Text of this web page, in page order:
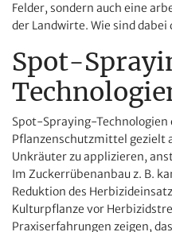
Felder, sondern auch eine
der Landwirte. Wie sind
Spot-
Spot-Spraying-Technologien
Pflanzenschutzmittel gezielt
Unkräuter zu applizieren,
Im Zuckerrübenanbau z. B.
Reduktion des
Kulturpflanze vor
Praxiserfahrungen zeigen,